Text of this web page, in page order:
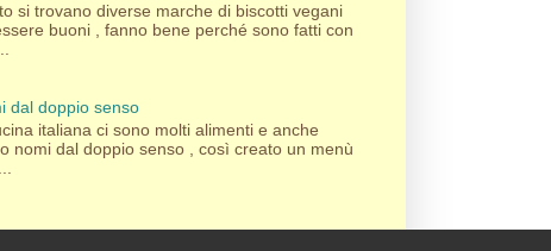
si trovano diverse marche di biscotti vegani
buoni , fanno bene perché sono fatti con
dal doppio senso
italiana ci sono molti alimenti e anche
nomi dal doppio senso , così creato un menù